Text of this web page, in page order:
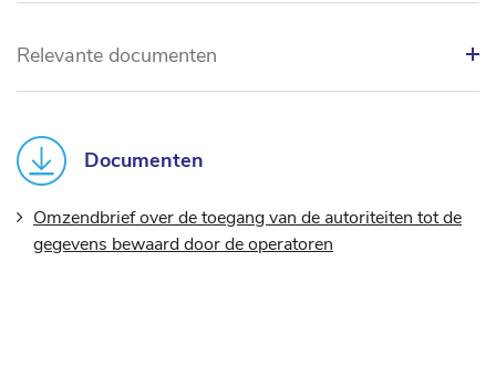
Relevante documenten
Documenten
Omzendbrief over de toegang van de autoriteiten tot de
gegevens bewaard door de operatoren